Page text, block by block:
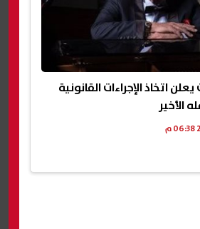
اتخاذ الإجراءات القانونية
الأخير